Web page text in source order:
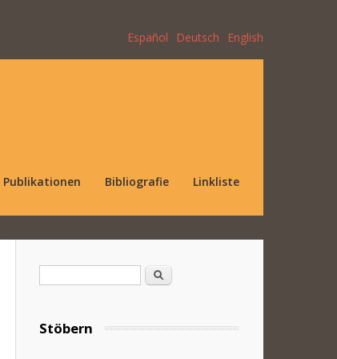
Español Deutsch English
Publikationen Bibliografie Linkliste
Suche
Stöbern